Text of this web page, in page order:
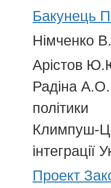
Бакунець
Німченко
Арістов
Радіна А.О.
політики
Климпуш-
Проект